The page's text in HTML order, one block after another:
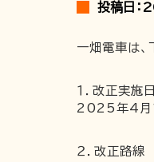
投稿日
一畑電車は
１．改正実施日
2025年4月1
２．改正路線